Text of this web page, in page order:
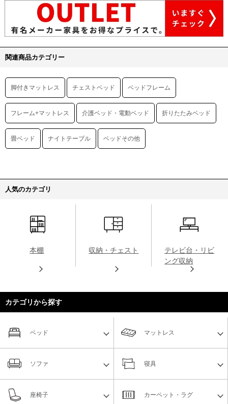
関連商品カテゴリー
脚付きマットレス チェストベッド ベッドフレーム
フレーム+マットレス 介護ベッド・電動ベッド 折りたたみベッド
畳ベッド ナイトテーブル ベッドその他
人気のカテゴリ
本棚 収納・チェスト
テレビ台・リビ
ング収納
カテゴリから探す
ベッド マットレス
ソファ 寝具
座椅子 カーペット・ラグ